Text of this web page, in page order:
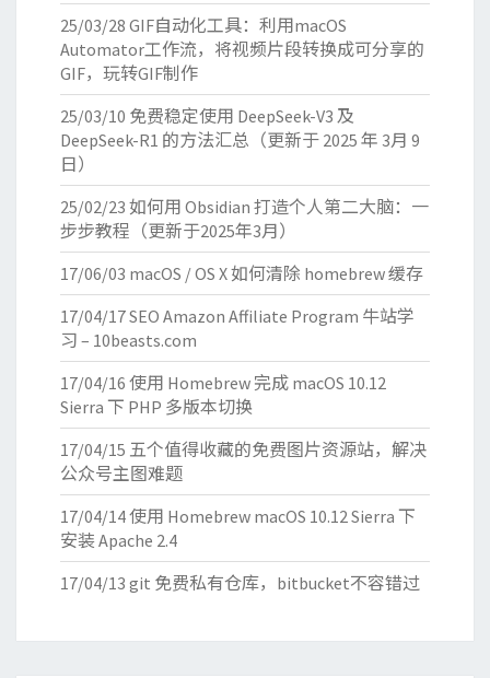
25/03/28 GIF自动化工具：利用macOS
Automator工作流，将视频片段转换成可分享的
GIF，玩转GIF制作
25/03/10 免费稳定使用 DeepSeek-V3 及
DeepSeek-R1 的方法汇总（更新于 2025 年 3月 9
日）
25/02/23 如何用 Obsidian 打造个人第二大脑：一
步步教程（更新于2025年3月）
17/06/03 macOS / OS X 如何清除 homebrew 缓存
17/04/17SEO Amazon Affiliate Program 牛站学
习 – 10beasts.com
17/04/16 使用 Homebrew 完成 macOS 10.12
Sierra 下 PHP 多版本切换
17/04/15 五个值得收藏的免费图片资源站，解决
公众号主图难题
17/04/14使用 Homebrew macOS 10.12 Sierra 下
安装 Apache 2.4
17/04/13 git 免费私有仓库，bitbucket不容错过